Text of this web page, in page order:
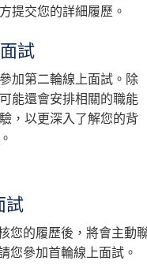
提交您的詳細履歷。
試
加第二輪線上面試。除
能還會安排相關的職能
，以更深入了解您的背
試
您的履歷後，將會主動
您參加首輪線上面試。